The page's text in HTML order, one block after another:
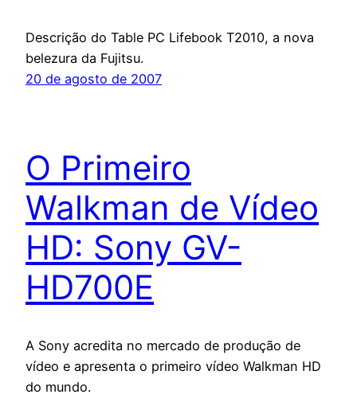
Descrição do Table PC Lifebook T2010, a nova
belezura da Fujitsu.
20 de agosto de 2007
O Primeiro
Walkman de Vídeo
HD: Sony GV-
HD700E
A Sony acredita no mercado de produção de
vídeo e apresenta o primeiro vídeo Walkman HD
do mundo.